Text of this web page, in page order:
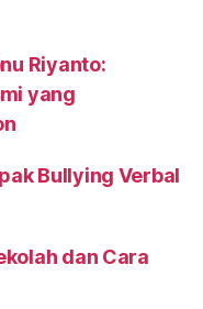
Riyanto:
yang
Bullying Verbal
dan Cara